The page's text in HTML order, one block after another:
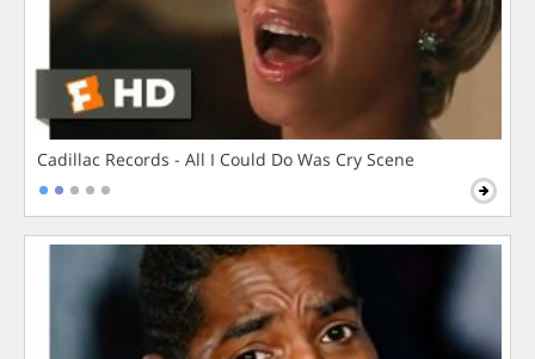
Cadillac Records - All I Could Do Was Cry Scene